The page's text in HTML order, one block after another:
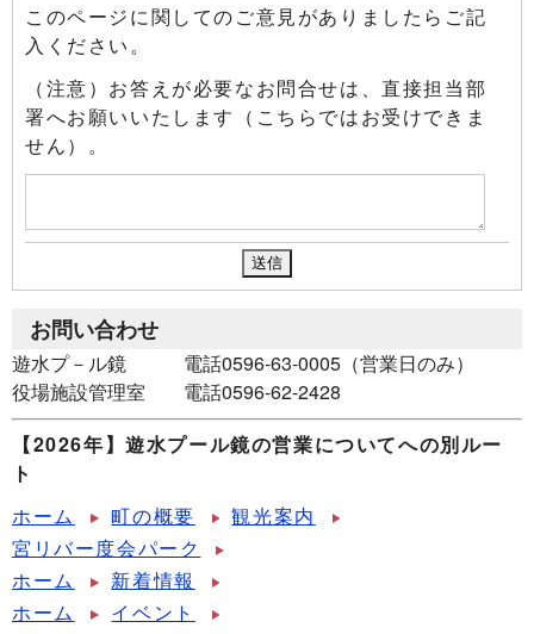
このページに関してのご意見がありましたらご記
入ください。
（注意）お答えが必要なお問合せは、直接担当部
署へお願いいたします（こちらではお受けできま
せん）。
お問い合わせ
遊水プ－ル鏡 電話0596-63-0005（営業日のみ）
役場施設管理室 電話0596-62-2428
【2026年】遊水プール鏡の営業についてへの別ルー
ト
ホーム
町の概要
観光案内
宮リバー度会パーク
ホーム
新着情報
ホーム
イベント